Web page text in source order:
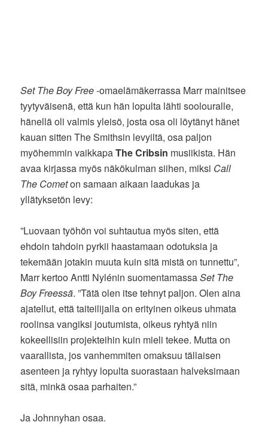
Set The Boy Free-omaelämäkerrassa Marr mainitsee
tyytyväisenä, että kun hän lopulta lähti soolouralle,
hänellä oli valmis yleisö, josta osa oli löytänyt hänet
kauan sitten The Smithsin levyiltä, osa paljon
myöhemmin vaikkapaThe Cribsin musiikista. Hän
avaa kirjassa myös näkökulman siihen, miksi Call
The Cometon samaan aikaan laadukas ja
yllätyksetön levy:
”Luovaan työhön voi suhtautua myös siten, että
ehdoin tahdoin pyrkii haastamaan odotuksia ja
tekemään jotakin muuta kuin sitä mistä on tunnettu”,
Marr kertoo Antti Nylénin suomentamassaSet The
Boy Freessä. ”Tätä olen itse tehnyt paljon. Olen aina
ajatellut, että taiteilijalla on erityinen oikeus uhmata
roolinsa vangiksi joutumista, oikeus ryhtyä niin
kokeellisiin projekteihin kuin mieli tekee. Mutta on
vaarallista, jos vanhemmiten omaksuu tällaisen
asenteen ja ryhtyy lopulta suorastaan halveksimaan
sitä, minkä osaa parhaiten.”
Ja Johnnyhan osaa.